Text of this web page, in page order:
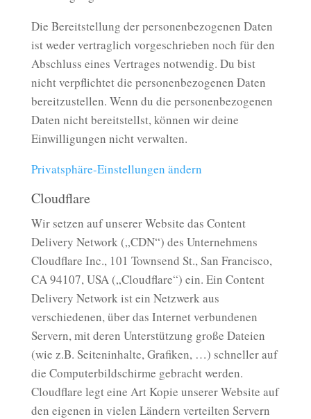
Die Bereitstellung der personenbezogenen Daten
ist weder vertraglich vorgeschrieben noch für den
Abschluss eines Vertrages notwendig. Du bist
nicht verpflichtet die personenbezogenen Daten
bereitzustellen. Wenn du die personenbezogenen
Daten nicht bereitstellst, können wir deine
Einwilligungen nicht verwalten.
Privatsphäre-Einstellungen ändern
Cloudflare
Wir setzen auf unserer Website das Content
Delivery Network („CDN“) des Unternehmens
Cloudflare Inc., 101 Townsend St., San Francisco,
CA 94107, USA („Cloudflare“) ein. Ein Content
Delivery Network ist ein Netzwerk aus
verschiedenen, über das Internet verbundenen
Servern, mit deren Unterstützung große Dateien
(wie z.B. Seiteninhalte, Grafiken, …) schneller auf
die Computerbildschirme gebracht werden.
Cloudflare legt eine Art Kopie unserer Website auf
den eigenen in vielen Ländern verteilten Servern